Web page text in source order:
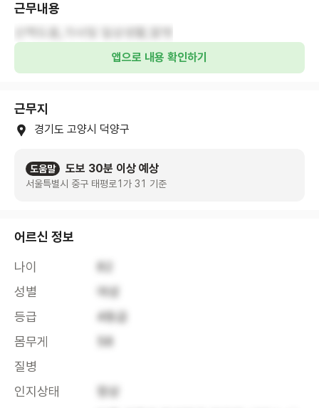
근무내용
앱으로 내용 확인하기
근무지
경기도 고양시 덕양구
도움말 도보 30분 이상 예상
서울특별시 중구 태평로1가 31 기준
어르신 정보
나이
82
성별
여성
등급
4등급
몸무게
58
질병
인지상태
정상